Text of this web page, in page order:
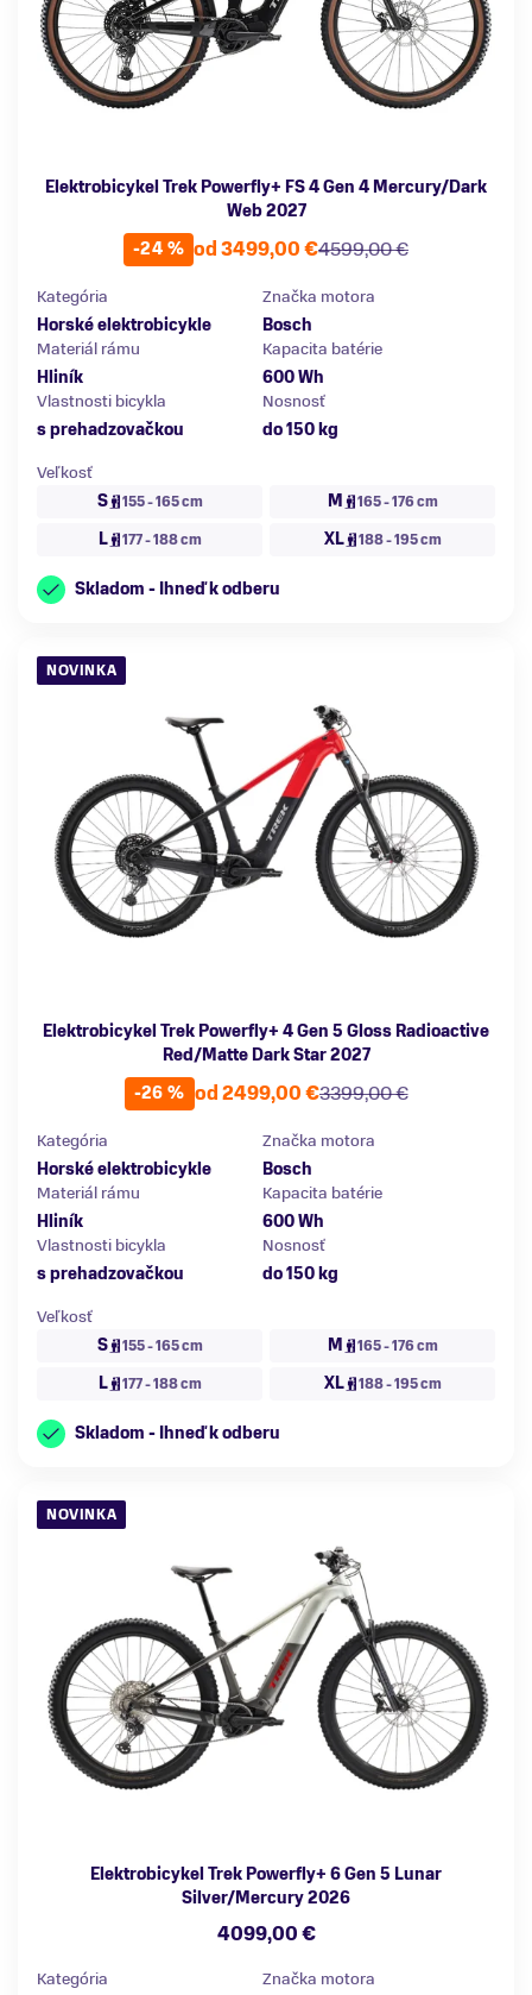
Elektrobicykel Trek Powerfly+ FS 4 Gen 4 Mercury/Dark
Web 2027
-24 %
4599,00 €
od 3499,00 €
Kategória
Horské elektrobicykle
Značka motora
Bosch
Materiál rámu
Hliník
Kapacita batérie
600 Wh
Vlastnosti bicykla
s prehadzovačkou
Nosnosť
do 150 kg
Veľkosť
S
155 - 165 cm M 165 - 176 cm
L 177 - 188 cm XL 188 - 195 cm
Skladom - Ihneď k odberu
NOVINKA
Elektrobicykel Trek Powerfly+ 4 Gen 5 Gloss Radioactive
Red/Matte Dark Star 2027
-26 %
3399,00 €
od 2499,00 €
Kategória
Horské elektrobicykle
Značka motora
Bosch
Materiál rámu
Hliník
Kapacita batérie
600 Wh
Vlastnosti bicykla
s prehadzovačkou
Nosnosť
do 150 kg
Veľkosť
S
155 - 165 cm M 165 - 176 cm
L 177 - 188 cm XL 188 - 195 cm
Skladom - Ihneď k odberu
NOVINKA
Elektrobicykel Trek Powerfly+ 6 Gen 5 Lunar
Silver/Mercury 2026
4099,00 €
Kategória
Značka motora